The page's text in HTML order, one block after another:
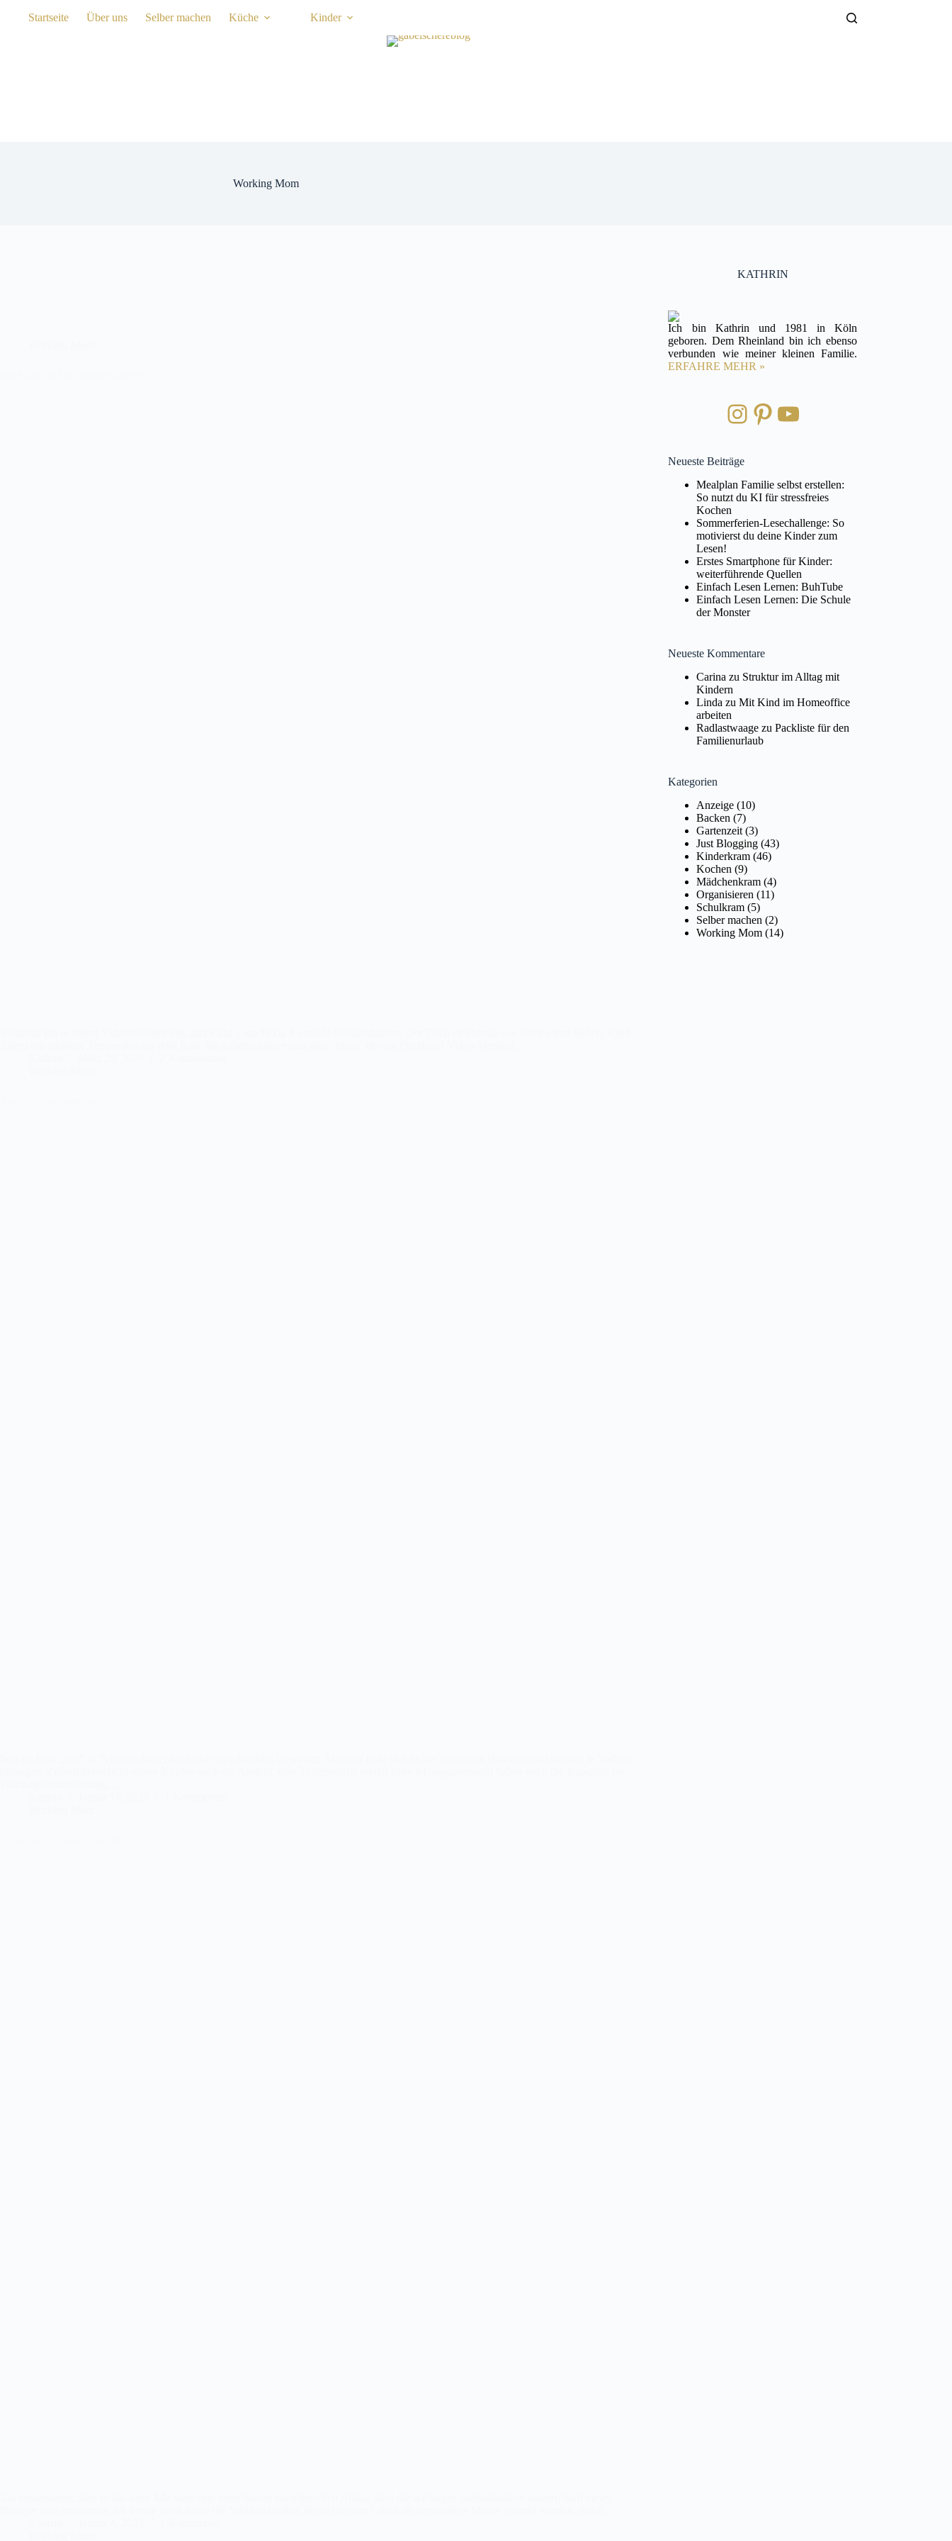
Startseite Über uns Selber machen Küche Kinder
Working Mom
KATHRIN
Ich bin Kathrin und 1981 in Köln
geboren. Dem Rheinland bin ich ebenso
verbunden wie meiner kleinen Familie.
ERFAHRE MEHR »
Instagram
Pinterest
YouTube
Neueste Beiträge
Mealplan Familie selbst erstellen:
So nutzt du KI für stressfreies
Kochen
Sommerferien-Lesechallenge: So
motivierst du deine Kinder zum
Lesen!
Erstes Smartphone für Kinder:
weiterführende Quellen
Einfach Lesen Lernen: BuhTube
Einfach Lesen Lernen: Die Schule
der Monster
Neueste Kommentare
Carina zu Struktur im Alltag mit
Kindern
Linda zuMit Kind im Homeoffice
arbeiten
Radlastwaage zuPackliste für den
Familienurlaub
Kategorien
Anzeige (10)
Backen (7)
Gartenzeit (3)
Just Blogging (43)
Kinderkram (46)
Kochen (9)
Mädchenkram (4)
Organisieren (11)
Schulkram (5)
Selber machen (2)
Working Mom (14)